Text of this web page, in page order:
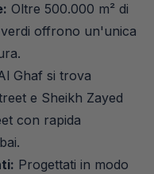
Oltre 500.000 m² di
offrono un'unica
Ghaf si trova
e Sheikh Zayed
con rapida
Progettati in modo